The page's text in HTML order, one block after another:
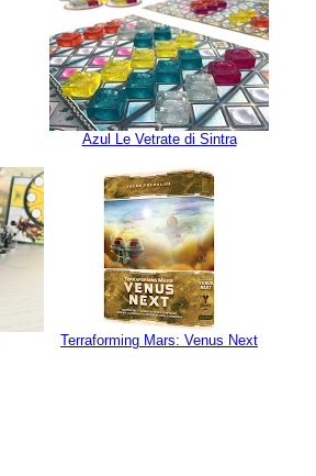
Azul Le Vetrate di Sintra
Terraforming Mars: Venus Next